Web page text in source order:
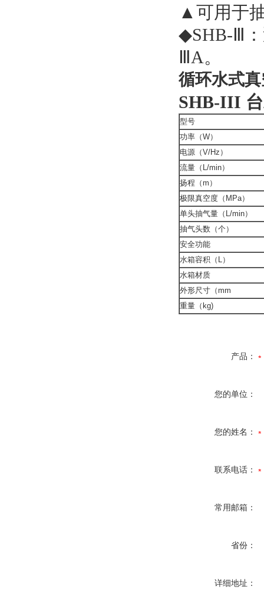
▲可用于
◆SHB-Ⅲ：
ⅢA。
循环水式
SHB-III
型号
功率（W）
电源（V/Hz）
流量（L/min）
扬程（m）
极限真空度（MPa）
单头抽气量（L/min）
抽气头数（个）
安全功能
水箱容积（L）
水箱材质
外形尺寸（mm
重量（kg)
产品：
您的单位：
您的姓名：
联系电话：
常用邮箱：
省份：
详细地址：